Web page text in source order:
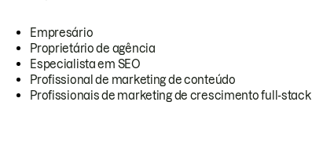
Empresário
Proprietário de agência
Especialista em SEO
Profissional de marketing de conteúdo
Profissionais de marketing de crescimento full-stack